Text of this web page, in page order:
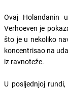
Ovaj Holanđanin
Verhoeven je
što je u nekoliko
koncentrisao na
iz ravnoteže.
U posljednjoj